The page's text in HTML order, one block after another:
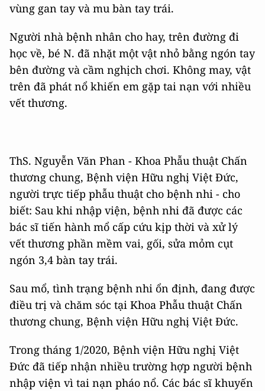
vùng gan tay và mu bàn tay trái.
Người nhà bệnh nhân cho hay, trên đường đi
học về, bé N. đã nhặt một vật nhỏ bằng ngón tay
bên đường và cầm nghịch chơi. Không may, vật
trên đã phát nổ khiến em gặp tai nạn với nhiều
vết thương.
ThS. Nguyễn Văn Phan - Khoa Phẫu thuật Chấn
thương chung, Bệnh viện Hữu nghị Việt Đức,
người trực tiếp phẫu thuật cho bệnh nhi - cho
biết: Sau khi nhập viện, bệnh nhi đã được các
bác sĩ tiến hành mổ cấp cứu kịp thời và xử lý
vết thương phần mềm vai, gối, sửa mỏm cụt
ngón 3,4 bàn tay trái.
Sau mổ, tình trạng bệnh nhi ổn định, đang được
điều trị và chăm sóc tại Khoa Phẫu thuật Chấn
thương chung, Bệnh viện Hữu nghị Việt Đức.
Trong tháng 1/2020, Bệnh viện Hữu nghị Việt
Đức đã tiếp nhận nhiều trường hợp người bệnh
nhập viện vì tai nạn pháo nổ. Các bác sĩ khuyến